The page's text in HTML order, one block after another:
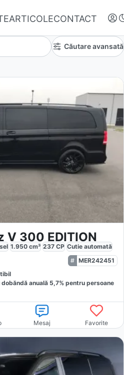
ARTICOLECONTACT
Autentifică-te
Nu ai oferte favorite
Căutare avansată
V 300 EDITION
1.950cm³ 237CP Cutie automată
MER242451
anuală 5,7% pentru persoane
Mesaj Favorite